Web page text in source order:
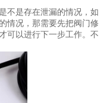
是存在泄漏的情况，如
情况，那需要先把阀门修
可以进行下一步工作。不